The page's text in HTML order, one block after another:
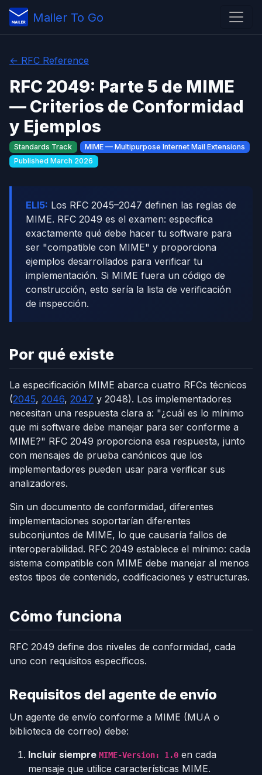
Mailer To Go
← RFC Reference
RFC 2049: Parte 5 de MIME
— Criterios de Conformidad
y Ejemplos
Standards Track
MIME — Multipurpose Internet Mail Extensions
Published March 2026
ELI5: Los RFC 2045–2047 definen las reglas de
MIME. RFC 2049 es el examen: especifica
exactamente qué debe hacer tu software para
ser "compatible con MIME" y proporciona
ejemplos desarrollados para verificar tu
implementación. Si MIME fuera un código de
construcción, esto sería la lista de verificación
de inspección.
Por qué existe
La especificación MIME abarca cuatro RFCs técnicos
(2045, 2046, 2047 y 2048). Los implementadores
necesitan una respuesta clara a: "¿cuál es lo mínimo
que mi software debe manejar para ser conforme a
MIME?" RFC 2049 proporciona esa respuesta, junto
con mensajes de prueba canónicos que los
implementadores pueden usar para verificar sus
analizadores.
Sin un documento de conformidad, diferentes
implementaciones soportarían diferentes
subconjuntos de MIME, lo que causaría fallos de
interoperabilidad. RFC 2049 establece el mínimo: cada
sistema compatible con MIME debe manejar al menos
estos tipos de contenido, codificaciones y estructuras.
Cómo funciona
RFC 2049 define dos niveles de conformidad, cada
uno con requisitos específicos.
Requisitos del agente de envío
Un agente de envío conforme a MIME (MUA o
biblioteca de correo) debe:
Incluir siempre MIME-Version: 1.0 en cada
mensaje que utilice características MIME.